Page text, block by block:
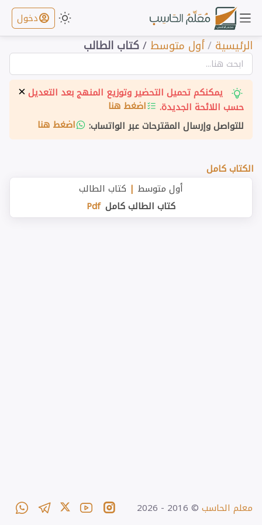
دخول
الرئيسية /أول متوسط /كتاب الطالب
×يمكنكم تحميل التحضير وتوزيع المنهج بعد التعديل
حسب اللائحة الجديدة.
اضغط هنا
للتواصل وإرسال المقترحات عبر الواتساب:
اضغط هنا
الكتاب كامل
أول متوسط | كتاب الطالب
كتاب الطالب كامل Pdf
معلم الحاسب © 2016 -
2026